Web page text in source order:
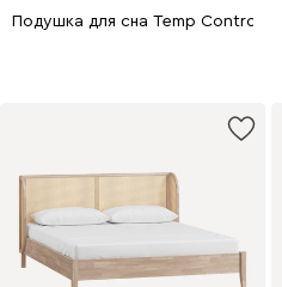
Подушка для сна Temp Control S